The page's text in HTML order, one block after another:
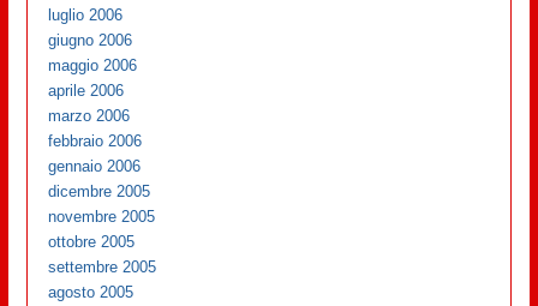
luglio 2006
giugno 2006
maggio 2006
aprile 2006
marzo 2006
febbraio 2006
gennaio 2006
dicembre 2005
novembre 2005
ottobre 2005
settembre 2005
agosto 2005